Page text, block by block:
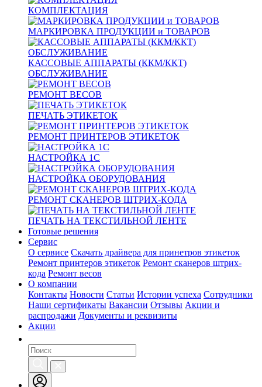
КОМПЛЕКТАЦИЯ
МАРКИРОВКА ПРОДУКЦИИ и ТОВАРОВ
КАССОВЫЕ АППАРАТЫ (ККМ/ККТ)
ОБСЛУЖИВАНИЕ
РЕМОНТ ВЕСОВ
ПЕЧАТЬ ЭТИКЕТОК
РЕМОНТ ПРИНТЕРОВ ЭТИКЕТОК
НАСТРОЙКА 1С
НАСТРОЙКА ОБОРУДОВАНИЯ
РЕМОНТ СКАНЕРОВ ШТРИХ-КОДА
ПЕЧАТЬ НА ТЕКСТИЛЬНОЙ ЛЕНТЕ
Готовые решения
Сервис
О сервисе Скачать драйвера для принетров этикеток
Ремонт принтеров этикеток Ремонт сканеров штрих-
кода Ремонт весов
О компании
Контакты Новости Статьи Истории успеха Сотрудники
Наши сертификаты Вакансии Отзывы Акции и
распродажи Документы и реквизиты
Акции